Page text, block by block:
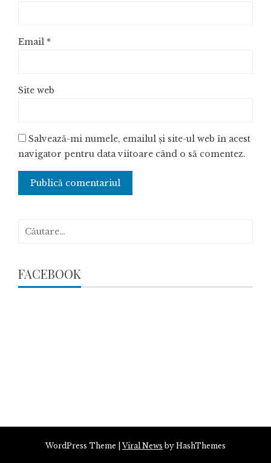
Email *
Site web
Salvează-mi numele, emailul și site-ul web în acest
navigator pentru data viitoare când o să comentez.
Caută
FACEBOOK
WordPress Theme |Viral News by HashThemes